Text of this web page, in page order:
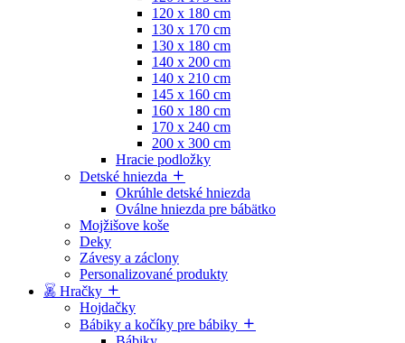
120 x 180 cm
130 x 170 cm
130 x 180 cm
140 x 200 cm
140 x 210 cm
145 x 160 cm
160 x 180 cm
170 x 240 cm
200 x 300 cm
Hracie podložky
Detské hniezda
Okrúhle detské hniezda
Oválne hniezda pre bábätko
Mojžišove koše
Deky
Závesy a záclony
Personalizované produkty
Hračky
Hojdačky
Bábiky a kočíky pre bábiky